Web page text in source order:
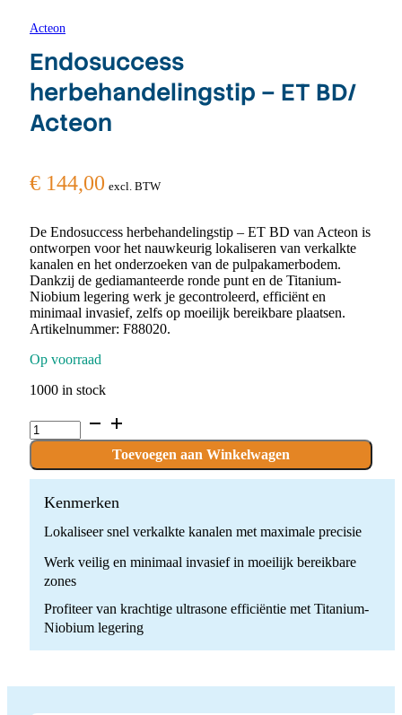
Acteon
Endosuccess
herbehandelingstip – ET BD/
Acteon
€ 144,00 excl. BTW
De Endosuccess herbehandelingstip – ET BD van Acteon is
ontworpen voor het nauwkeurig lokaliseren van verkalkte
kanalen en het onderzoeken van de pulpakamerbodem.
Dankzij de gediamanteerde ronde punt en de Titanium-
Niobium legering werk je gecontroleerd, efficiënt en
minimaal invasief, zelfs op moeilijk bereikbare plaatsen.
Artikelnummer: F88020.
Op voorraad
1000 in stock
Endosuccess
herbehandelingstip
ET
BD/
Acteon
Toevoegen aan Winkelwagen
Kenmerken
Lokaliseer snel verkalkte kanalen met maximale precisie
Werk veilig en minimaal invasief in moeilijk bereikbare
zones
Profiteer van krachtige ultrasone efficiëntie met Titanium-
Niobium legering